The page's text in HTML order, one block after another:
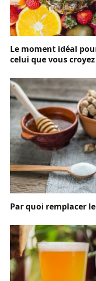
Le moment idéal
celui que vous croyez
Par quoi remplacer